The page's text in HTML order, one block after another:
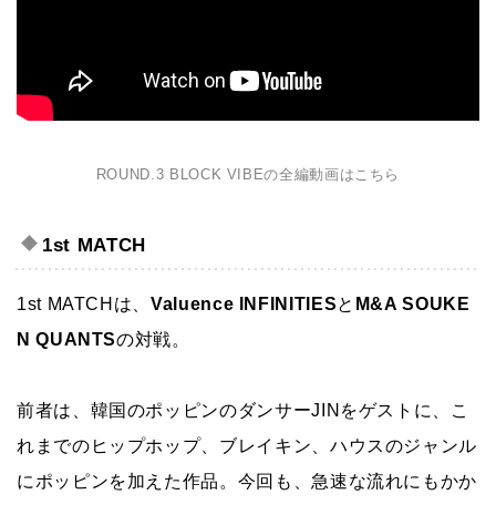
ROUND.3 BLOCK VIBEの全編動画はこちら
1st MATCH
1st MATCHは、Valuence INFINITIESと M&A SOUKE
N QUANTSの対戦。
前者は、韓国のポッピンのダンサーJINをゲストに、こ
れまでのヒップホップ、ブレイキン、ハウスのジャンル
にポッピンを加えた作品。今回も、急速な流れにもかか